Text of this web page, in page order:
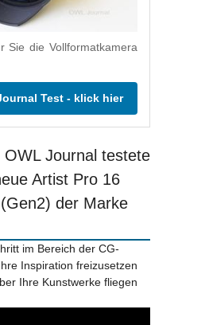
Sie die Vollformatkamera
Test - klick hier
Journal testete
Artist Pro 16
der Marke
im Bereich der CG-
Inspiration freizusetzen
Ihre Kunstwerke fliegen